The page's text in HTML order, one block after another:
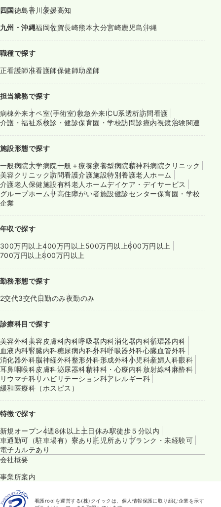
四国徳島香川愛媛高知
九州・沖縄福岡佐賀長崎熊本大分宮崎鹿児島沖縄
職種で探す
正看護師准看護師保健師助産師
担当業務で探す
病棟外来オペ室(手術室)救急外来ICU系透析訪問看護
介護・福祉系検診・健診保育園・学校訪問診療内視鏡治験関連
施設形態で探す
一般病院大学病院一般＋療養療養型病院精神科病院クリニック
美容クリニック訪問看護介護施設特別養護老人ホーム
介護老人保健施設有料老人ホームデイケア・デイサービス
グループホームサ高住障がい者施設健診センター保育園・学校
企業
年収で探す
300万円以上400万円以上 500万円以上600万円以上
700万円以上800万円以上
勤務形態で探す
2交代3交代日勤のみ夜勤のみ
診療科目で探す
美容外科美容皮膚科内科呼吸器内科消化器内科循環器内科
血液内科腎臓内科糖尿病内科外科呼吸器外科心臓血管外科
消化器外科脳神経外科整形外科形成外科小児科産婦人科眼科
耳鼻咽喉科皮膚科泌尿器科精神科・心療内科放射線科麻酔科
リウマチ科リハビリテーション科アレルギー科
緩和医療科（ホスピス）
特徴で探す
新規オープン4週8休以上 土日休み駅徒歩５分以内
車通勤可（駐車場有） 寮あり託児所あり ブランク・未経験可
電子カルテあり
会社概要
事業所案内
看護roo!を運営する(株)クイックは、個人情報保護に取り組む企業を示す